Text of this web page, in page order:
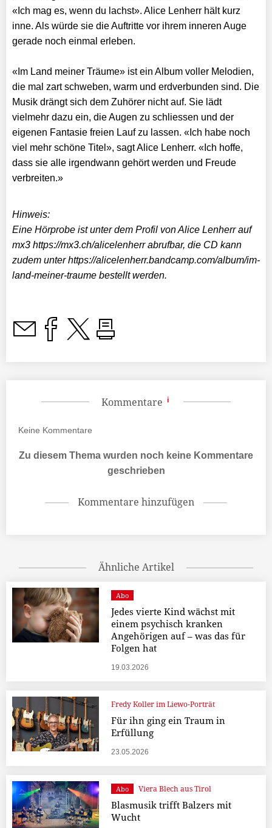
«Ich mag es, wenn du lachst». Alice Lenherr hält kurz
inne. Als würde sie die Auftritte vor ihrem inneren Auge
gerade noch einmal erleben.
«Im Land meiner Träume» ist ein Album voller Melodien,
die mal zart schweben, warm und erdverbunden sind. Die
Musik drängt sich dem Zuhörer nicht auf. Sie lädt
vielmehr dazu ein, die Augen zu schliessen und der
eigenen Fantasie freien Lauf zu lassen. «Ich habe noch
viel mehr schöne Titel», sagt Alice Lenherr. «Ich hoffe,
dass sie alle irgendwann gehört werden und Freude
verbreiten.»
Hinweis:
Eine Hörprobe ist unter dem Profil von Alice Lenherr auf
mx3 https://mx3.ch/alicelenherr abrufbar, die CD kann
zudem unter https://alicelenherr.bandcamp.com/album/im-
land-meiner-traume bestellt werden.
Kommentare
Keine Kommentare
Zu diesem Thema wurden noch keine Kommentare
geschrieben
Kommentare hinzufügen
Ähnliche Artikel
Abo
Jedes vierte Kind wächst mit
einem psychisch kranken
Angehörigen auf – was das für
Folgen hat
19.03.2026
Fredy Koller im Liewo-Porträt
Für ihn ging ein Traum in
Erfüllung
23.05.2026
Abo Viera Blech aus Tirol
Blasmusik trifft Balzers mit
Wucht